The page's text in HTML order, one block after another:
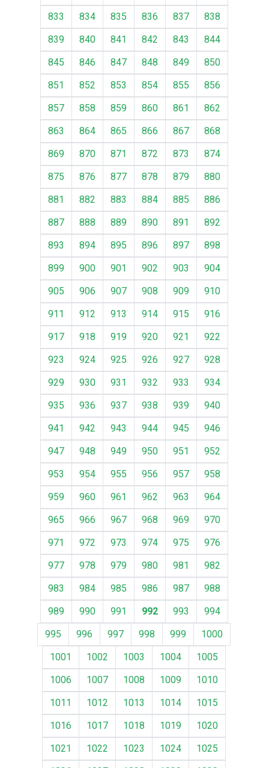
833 834 835 836 837
838
839
840 841 842 843
844
845
846 847 848 849
850
851
852 853 854 855
856
857
858 859 860 861
862
863
864 865 866 867
868
869
870 871 872 873
874
875
876 877 878 879
880
881
882 883 884 885
886
887
888 889 890 891
892
893
894 895 896 897
898
899
900 901 902 903
904
905
906 907 908 909
910
911
912 913 914 915
916
917
918 919 920 921
922
923
924 925 926 927
928
929
930 931 932 933
934
935
936 937 938 939
940
941
942 943 944 945
946
947
948 949 950 951
952
953
954 955 956 957
958
959
960 961 962 963
964
965
966 967 968 969
970
971
972 973 974 975
976
977
978 979 980 981
982
983
984 985 986 987
988
989
990 991 992 993
994
995
996 997 998 999
1000
1001
1002 1003 1004
1005
1006
1007 1008 1009
1010
1011
1012 1013 1014
1015
1016
1017 1018 1019
1020
1021
1022 1023 1024
1025